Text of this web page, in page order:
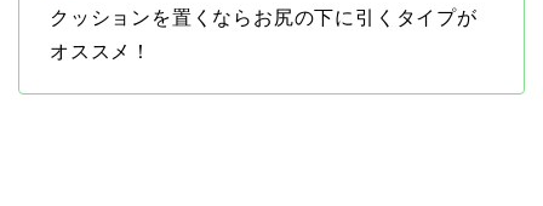
クッションを置くならお尻の下に引くタイプが
オススメ！